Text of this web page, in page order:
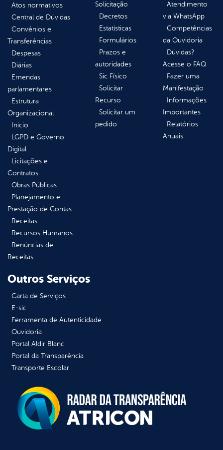
Atos normativos
Central de Dúvidas
Convênios e
Transferências
Despesas
Diárias
Emendas
parlamentares
Estrutura
Organizacional
Inicio
LGPD e Governo
Digital
Licitações e
Contratos
Obras Públicas
Planejamento e
Prestação de Contas
Receitas
Recursos Humanos
Renúncias de
Receitas
Solicitação
Decretos
Estatísticas
Formulários
Prazos e
autoridades
Sic Físico
Solicitar
Recurso
Solicitar um
pedido
Atendimento
via WhatsApp
Competências
da Ouvidoria
Dúvidas?
Acesse o FAQ
Fazer uma
Manifestação
Informações
Importantes
Relatórios
Anuais
Outros Serviços
Carta de Serviços
E-sic
Ferramenta de Autenticidade
Ouvidoria
Portal Aldir Blanc
Portal da Transparência
Transporte Escolar